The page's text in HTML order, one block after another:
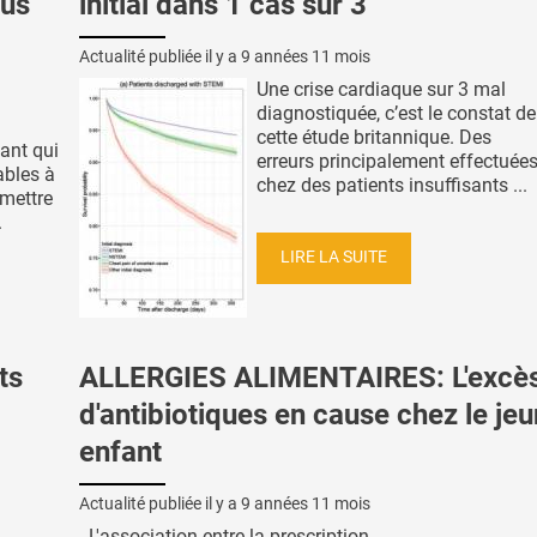
qui
à
Actualité publiée il y a 9 années 11 mois
Une crise cardiaque sur 3 mal
diagnostiquée, c’est le constat de
cette étude britannique. Des
erreurs principalement effectuées
chez des patients insuffisants ...
LIRE LA SUITE
ALLERGIES ALIMENTAIRES:
d'antibiotiques en cause chez le
enfant
Actualité publiée il y a 9 années 11 mois